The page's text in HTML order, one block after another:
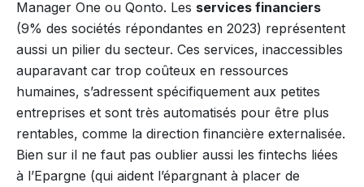
Manager One ou Qonto. Les services financiers
(9% des sociétés répondantes en 2023) représentent
aussi un pilier du secteur. Ces services, inaccessibles
auparavant car trop coûteux en ressources
humaines, s’adressent spécifiquement aux petites
entreprises et sont très automatisés pour être plus
rentables, comme la direction financière externalisée.
Bien sur il ne faut pas oublier aussi les fintechs liées
à l’Epargne (qui aident l’épargnant à placer de